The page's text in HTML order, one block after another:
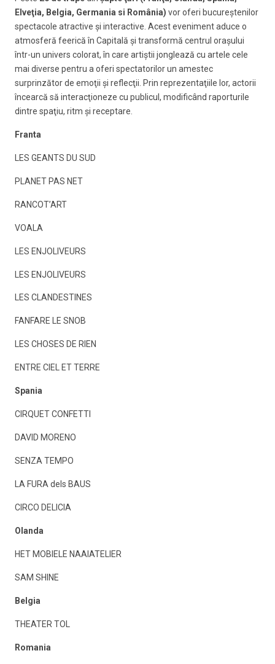
Elveţia, Belgia, Germania si România) vor oferi bucureştenilor
spectacole atractive şi interactive. Acest eveniment aduce o
atmosferă feerică în Capitală şi transformă centrul oraşului
într-un univers colorat, în care artiştii jonglează cu artele cele
mai diverse pentru a oferi spectatorilor un amestec
surprinzător de emoţii şi reflecţii. Prin reprezentaţiile lor, actorii
încearcă să interacţioneze cu publicul, modificând raporturile
dintre spaţiu, ritm şi receptare.
Franta
LES GEANTS DU SUD
PLANET PAS NET
RANCOT’ART
VOALA
LES ENJOLIVEURS
LES ENJOLIVEURS
LES CLANDESTINES
FANFARE LE SNOB
LES CHOSES DE RIEN
ENTRE CIEL ET TERRE
Spania
CIRQUET CONFETTI
DAVID MORENO
SENZA TEMPO
LA FURA dels BAUS
CIRCO DELICIA
Olanda
HET MOBIELE NAAIATELIER
SAM SHINE
Belgia
THEATER TOL
Romania